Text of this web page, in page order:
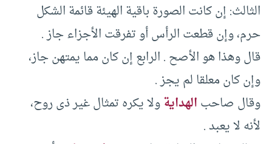
الثالث: إن كانت الصورة باقية الهيئة قائمة الشكل
حرم، وإن قطعت الرأس أو تفرقت الأجزاء جاز .‏
قال وهذا هو الأصح .‏ الرابع إن كان مما يمتهن جاز،
وإن كان معلقا لم يجز .‏
وقال صاحبالهدايةولا يكره تمثال غير ذى روح،
لأنه لا يعبد .‏